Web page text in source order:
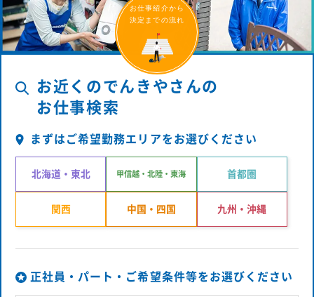
お仕事紹介から
決定までの流れ
お近くのでんきやさんの
お仕事検索
まずはご希望勤務エリアをお選びください
北海道・東北 甲信越・北陸・東海 首都圏
関西 中国・四国 九州・沖縄
正社員・パート・ご希望条件等をお選びください